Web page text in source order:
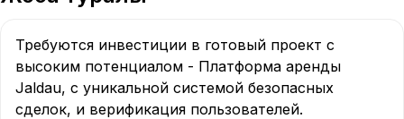
Требуются инвестиции в готовый проект с
высоким потенциалом - Платформа аренды
Jaldau, с уникальной системой безопасных
сделок, и верификация пользователей.